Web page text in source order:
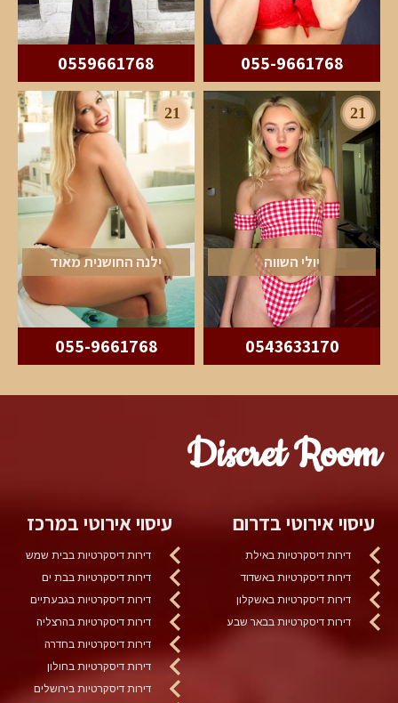
055-9661768
0559661768
21
יולי השווה
0543633170
21
ילנה החושנית מאוד
055-9661768
Discret Room
עיסוי אירוטי בדרום
דירות דיסקרטיות באילת
דירות דיסקרטיות באשדוד
דירות דיסקרטיות באשקלון
דירות דיסקרטיות בבאר שבע
עיסוי אירוטי במרכז
דירות דיסקרטיות בבית שמש
דירות דיסקרטיות בבת ים
דירות דיסקרטיות בגבעתיים
דירות דיסקרטיות בהרצליה
דירות דיסקרטיות בחדרה
דירות דיסקרטיות בחולון
דירות דיסקרטיות בירושלים